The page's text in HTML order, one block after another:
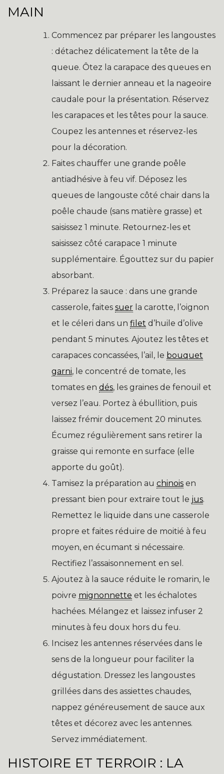
MAIN
Commencez par préparer les langoustes
: détachez délicatement la tête de la
queue. Ôtez la carapace des queues en
laissant le dernier anneau et la nageoire
caudale pour la présentation. Réservez
les carapaces et les têtes pour la sauce.
Coupez les antennes et réservez-les
pour la décoration.
Faites chauffer une grande poêle
antiadhésive à feu vif. Déposez les
queues de langouste côté chair dans la
poêle chaude (sans matière grasse) et
saisissez 1 minute. Retournez-les et
saisissez côté carapace 1 minute
supplémentaire. Égouttez sur du papier
absorbant.
Préparez la sauce : dans une grande
casserole, faites suer la carotte, l’oignon
et le céleri dans un filet d’huile d’olive
pendant 5 minutes. Ajoutez les têtes et
carapaces concassées, l’ail, le bouquet
garni, le concentré de tomate, les
tomates en dés, les graines de fenouil et
versez l’eau. Portez à ébullition, puis
laissez frémir doucement 20 minutes.
Écumez régulièrement sans retirer la
graisse qui remonte en surface (elle
apporte du goût).
Tamisez la préparation au chinois en
pressant bien pour extraire tout le jus.
Remettez le liquide dans une casserole
propre et faites réduire de moitié à feu
moyen, en écumant si nécessaire.
Rectifiez l’assaisonnement en sel.
Ajoutez à la sauce réduite le romarin, le
poivre mignonnette et les échalotes
hachées. Mélangez et laissez infuser 2
minutes à feu doux hors du feu.
Incisez les antennes réservées dans le
sens de la longueur pour faciliter la
dégustation. Dressez les langoustes
grillées dans des assiettes chaudes,
nappez généreusement de sauce aux
têtes et décorez avec les antennes.
Servez immédiatement.
HISTOIRE ET TERROIR : LA